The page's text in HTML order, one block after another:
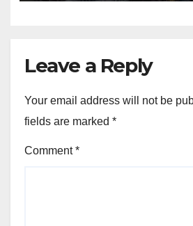
Leave a Reply
Your email address will not be
fields are marked *
Comment*